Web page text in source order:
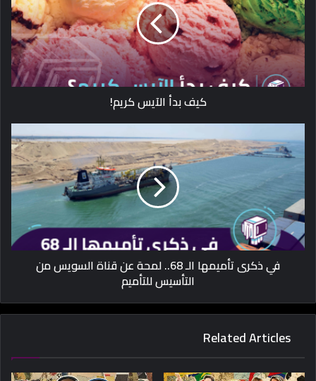
كيف بدأ الآيس كريم!
في ذكرى تأميمها الـ 68.. لمحة عن قناة السويس من
التأسيس للتأميم
Related Articles